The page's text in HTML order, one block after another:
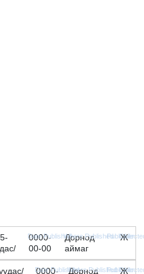
0000-
00-00
Дорнод
аймаг
Ж
0000- Дорнод Ж